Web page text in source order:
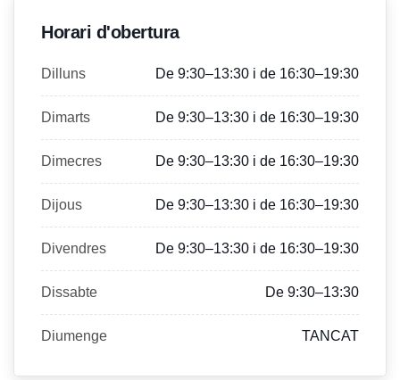
Horari d'obertura
Dilluns De 9:30–13:30 i de 16:30–19:30
Dimarts De 9:30–13:30 i de 16:30–19:30
Dimecres De 9:30–13:30 i de 16:30–19:30
Dijous De 9:30–13:30 i de 16:30–19:30
Divendres De 9:30–13:30 i de 16:30–19:30
Dissabte De 9:30–13:30
Diumenge TANCAT